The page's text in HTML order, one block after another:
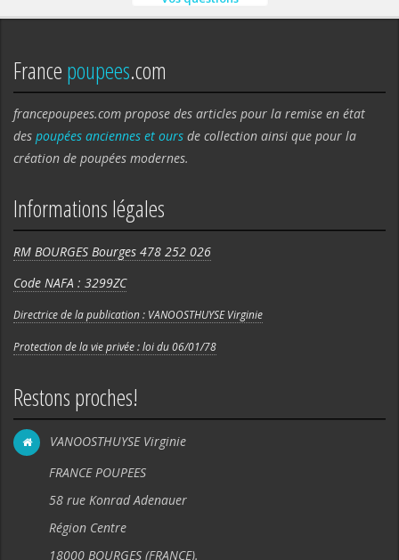
Francepoupees.com
francepoupees.com propose des articles pour la remise en état
des poupées anciennes et ours de collection ainsi que pour la
création de poupées modernes.
Informations légales
RM BOURGES Bourges 478 252 026
Code NAFA : 3299ZC
Directrice de la publication : VANOOSTHUYSE Virginie
Protection de la vie privée : loi du 06/01/78
Restons proches!
VANOOSTHUYSE Virginie
FRANCE POUPEES
58 rue Konrad Adenauer
Région Centre
18000 BOURGES (FRANCE).